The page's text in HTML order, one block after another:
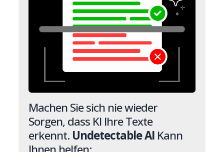
Machen Sie sich nie wieder
Sorgen, dass KI Ihre Texte
erkennt. Undetectable AI Kann